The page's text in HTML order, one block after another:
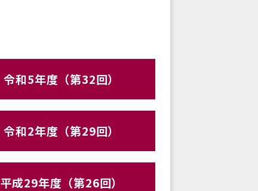
令和5年度（第32回）
令和2年度（第29回）
平成29年度（第26回）